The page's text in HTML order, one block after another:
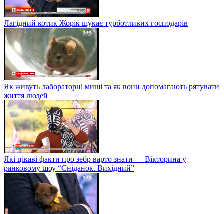
Лагідний котик Жорік шукає турботливих господарів
Як живуть лабораторні миші та як вони допомагають рятувати
життя людей
Які цікаві факти про зебр варто знати — Вікторина у
ранковому шоу “Сніданок. Вихідний”